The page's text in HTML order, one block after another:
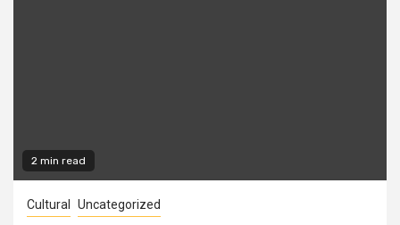
2 min read
Cultural Uncategorized